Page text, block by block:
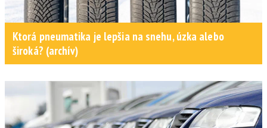
Ktorá pneumatika je lepšia na snehu, úzka alebo
široká? (archív)